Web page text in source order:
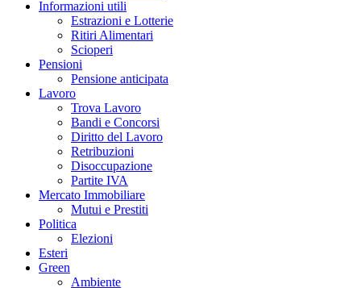
Informazioni utili
Estrazioni e Lotterie
Ritiri Alimentari
Scioperi
Pensioni
Pensione anticipata
Lavoro
Trova Lavoro
Bandi e Concorsi
Diritto del Lavoro
Retribuzioni
Disoccupazione
Partite IVA
Mercato Immobiliare
Mutui e Prestiti
Politica
Elezioni
Esteri
Green
Ambiente